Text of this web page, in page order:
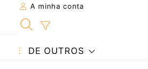
A minha conta
DE OUTROS